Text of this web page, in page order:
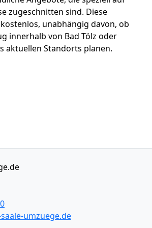
zugeschnitten sind. Diese
unabhängig davon, ob
innerhalb von Bad Tölz oder
aktuellen Standorts planen.
umzuege.de